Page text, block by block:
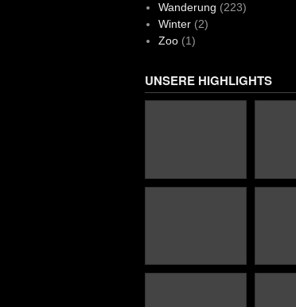
Wanderung (223)
Winter(2)
Zoo(1)
UNSERE HIGHLIGHTS